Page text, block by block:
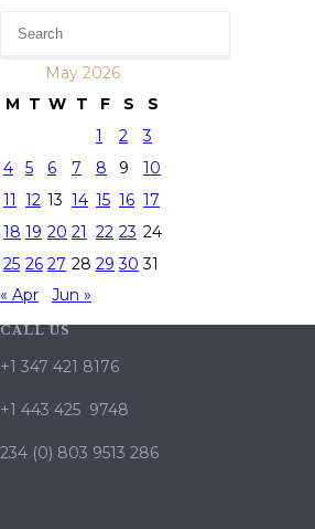
May 2026
M T W T F S
S
1
2
3
4
5 6 7 8 9
10
11 12 13 14 15 16 17
18 19 20 21 22 23 24
25 26 27 28 29 30 31
« Apr
Jun »
CALL US
+1 347 421 8176
+1 443 425 9748
234 (0) 803 9513 286